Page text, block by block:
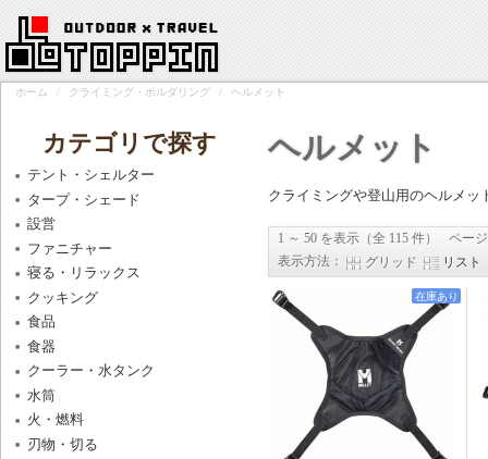
ホーム / クライミング・ボルダリング / ヘルメット
ヘルメット
クライミングや登山用のヘルメッ
1 ～ 50 を表示（全 115 件）
ペー
表示方法：
グリッド リスト
在庫あり
カテゴリで探す
テント・シェルター
タープ・シェード
設営
ファニチャー
寝る・リラックス
クッキング
食品
食器
クーラー・水タンク
水筒
火・燃料
刃物・切る